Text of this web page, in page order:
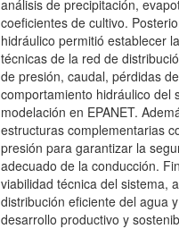
análisis de precipitación,
coeficientes de cultivo.
hidráulico permitió establecer
técnicas de la red de
de presión, caudal, pérdidas
comportamiento hidráulico del
modelación en EPANET.
estructuras complementarias
presión para garantizar la
adecuado de la conducción.
viabilidad técnica del sistema,
distribución eficiente del agua
desarrollo productivo y